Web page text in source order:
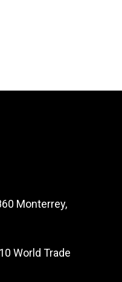
Monterrey,
World Trade